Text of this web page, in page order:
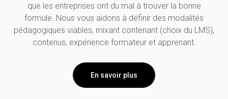
que les entreprises ont du mal à trouver la bonne
formule. Nous vous aidons à définir des modalités
pédagogiques viables, mixant contenant (choix du LMS),
contenus, expérience formateur et apprenant.
En savoir plus